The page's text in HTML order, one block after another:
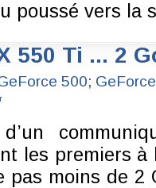
poussé vers la
550 Ti ... 2
500;
les premiers
pas moins de 2